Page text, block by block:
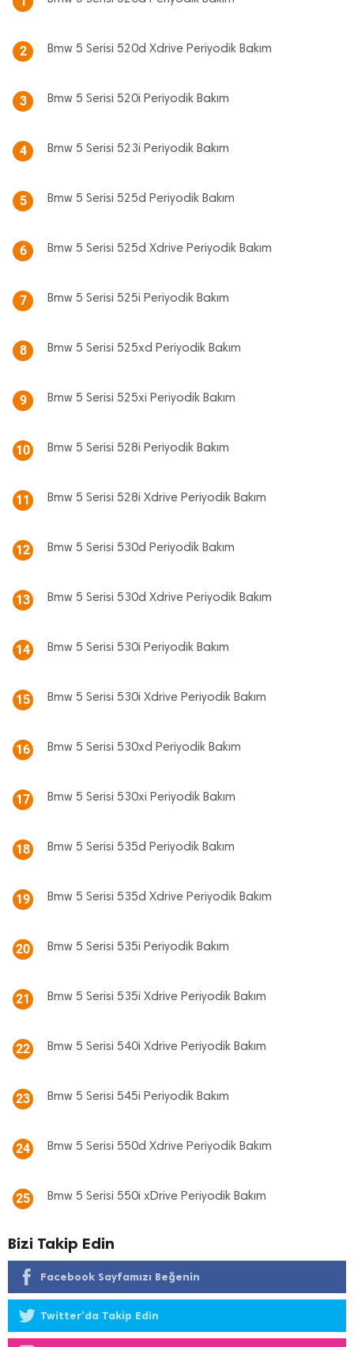
2 Bmw 5 Serisi 520d Xdrive Periyodik Bakım
3 Bmw 5 Serisi 520i Periyodik Bakım
4 Bmw 5 Serisi 523i Periyodik Bakım
5 Bmw 5 Serisi 525d Periyodik Bakım
6 Bmw 5 Serisi 525d Xdrive Periyodik Bakım
7 Bmw 5 Serisi 525i Periyodik Bakım
8 Bmw 5 Serisi 525xd Periyodik Bakım
9 Bmw 5 Serisi 525xi Periyodik Bakım
10 Bmw 5 Serisi 528i Periyodik Bakım
11 Bmw 5 Serisi 528i Xdrive Periyodik Bakım
12 Bmw 5 Serisi 530d Periyodik Bakım
13 Bmw 5 Serisi 530d Xdrive Periyodik Bakım
14 Bmw 5 Serisi 530i Periyodik Bakım
15 Bmw 5 Serisi 530i Xdrive Periyodik Bakım
16 Bmw 5 Serisi 530xd Periyodik Bakım
17 Bmw 5 Serisi 530xi Periyodik Bakım
18 Bmw 5 Serisi 535d Periyodik Bakım
19 Bmw 5 Serisi 535d Xdrive Periyodik Bakım
20 Bmw 5 Serisi 535i Periyodik Bakım
21 Bmw 5 Serisi 535i Xdrive Periyodik Bakım
22 Bmw 5 Serisi 540i Xdrive Periyodik Bakım
23 Bmw 5 Serisi 545i Periyodik Bakım
24 Bmw 5 Serisi 550d Xdrive Periyodik Bakım
25 Bmw 5 Serisi 550i xDrive Periyodik Bakım
Bizi Takip Edin
Facebook Sayfamızı Beğenin
Twitter'da Takip Edin